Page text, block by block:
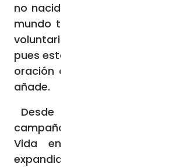
no nacidos y 679 en todo el
mundo tenemos alrededor
voluntarios y seguimos
pues estamos seguros de
oración cambiará el rumbo
añade.
Desde que se llevó a
campaña coordinada de
Vida en 2007, la
expandido a más de 1.000